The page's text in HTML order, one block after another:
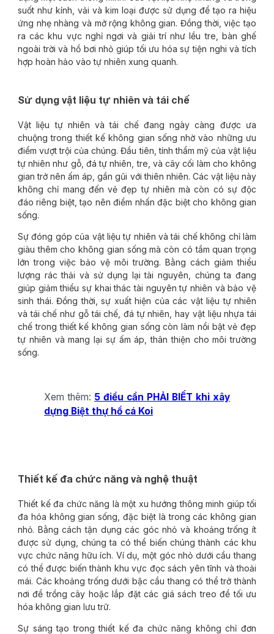
suốt như kính, vải và kim loại được sử dụng để tạo ra hiệu
ứng nhẹ nhàng và mở rộng không gian. Đồng thời, việc tạo
ra các khu vực nghỉ ngơi và giải trí như lều tre, bàn ghế
ngoài trời và hồ bơi nhỏ giúp tối ưu hóa sự tiện nghi và tích
hợp hoàn hảo vào tự nhiên xung quanh.
Sử dụng vật liệu tự nhiên và tái chế
Vật liệu tự nhiên và tái chế đang ngày càng được ưa
chuộng trong thiết kế không gian sống nhờ vào những ưu
điểm vượt trội của chúng. Đầu tiên, tính thẩm mỹ của vật liệu
tự nhiên như gỗ, đá tự nhiên, tre, và cây cối làm cho không
gian trở nên ấm áp, gần gũi với thiên nhiên. Các vật liệu này
không chỉ mang đến vẻ đẹp tự nhiên mà còn có sự độc
đáo riêng biệt, tạo nên điểm nhấn đặc biệt cho không gian
sống.
Sự đóng góp của vật liệu tự nhiên và tái chế không chỉ làm
giàu thêm cho không gian sống mà còn có tầm quan trọng
lớn trong việc bảo vệ môi trường. Bằng cách giảm thiểu
lượng rác thải và sử dụng lại tài nguyên, chúng ta đang
giúp giảm thiểu sự khai thác tài nguyên tự nhiên và bảo vệ
sinh thái. Đồng thời, sự xuất hiện của các vật liệu tự nhiên
và tái chế như gỗ tái chế, đá tự nhiên, hay vật liệu nhựa tái
chế trong thiết kế không gian sống còn làm nổi bật vẻ đẹp
tự nhiên và mang lại sự ấm áp, thân thiện cho môi trường
sống.
Xem thêm: 5 điều cần PHẢI BIẾT khi xây
dựng Biệt thự hồ cá Koi
Thiết kế đa chức năng và nghệ thuật
Thiết kế đa chức năng là một xu hướng thông minh giúp tối
đa hóa không gian sống, đặc biệt là trong các không gian
nhỏ. Bằng cách tận dụng các góc nhỏ và khoảng trống ít
được sử dụng, chúng ta có thể biến chúng thành các khu
vực chức năng hữu ích. Ví dụ, một góc nhỏ dưới cầu thang
có thể được biến thành khu vực đọc sách yên tĩnh và thoải
mái. Các khoảng trống dưới bậc cầu thang có thể trở thành
nơi để trồng cây hoặc lắp đặt các giá sách treo để tối ưu
hóa không gian lưu trữ.
Sự sáng tạo trong thiết kế đa chức năng không chỉ đơn